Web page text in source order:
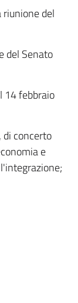
del
del Senato
14 febbraio
concerto
e